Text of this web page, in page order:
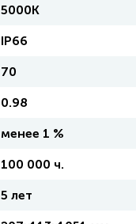
5000К
IP66
70
0.98
менее 1 %
100 000 ч.
5 лет